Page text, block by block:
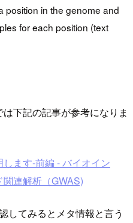
position in the genome and
for each position (text
下記の記事が参考になりま
ます-前編 - バイオイン
連解析（GWAS)
してみるとメタ情報と言う